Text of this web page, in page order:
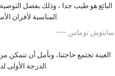
البائع هو طيب جدا ، وذلك بفضل
المناسبة لأفران الأسمنت لدينا.
—— سانتوش توماس
العينة تجتمع حاجتنا، ونأمل أن نتمكن
الدرجة الأولى لدينا بسرعة.